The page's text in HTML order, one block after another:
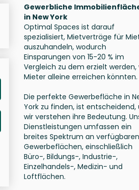
Gewerbliche
in New York
Optimal Spaces ist darauf
spezialisiert, Mietverträge für
auszuhandeln, wodurch
Einsparungen von 15-20 % im
Vergleich zu dem erzielt werden,
Mieter alleine erreichen könnten.
Die perfekte Gewerbefläche in
York zu finden, ist entscheidend,
wir verstehen ihre Bedeutung.
Dienstleistungen umfassen ein
breites Spektrum an verfügbaren
Gewerbeflächen, einschließlich
Büro-, Bildungs-, Industrie-,
Einzelhandels-, Medizin- und
Loftflächen.